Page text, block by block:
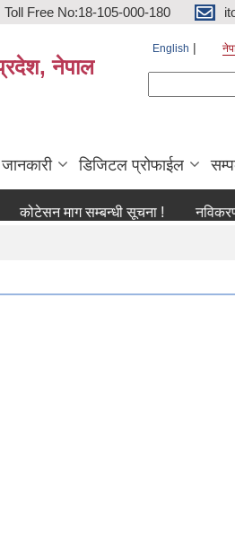
Free No:18-105-000-180
नेपाल
English
डिजिटल प्रोफाईल
माग सम्बन्धी सूचना ! नविकरण